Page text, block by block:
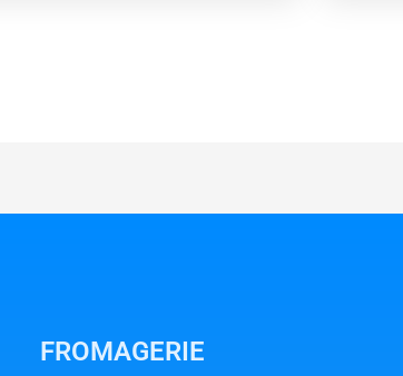
FROMAGERIE